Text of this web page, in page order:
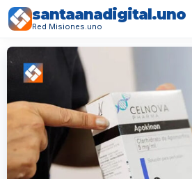
santaanadigital.uno
Red Misiones.uno